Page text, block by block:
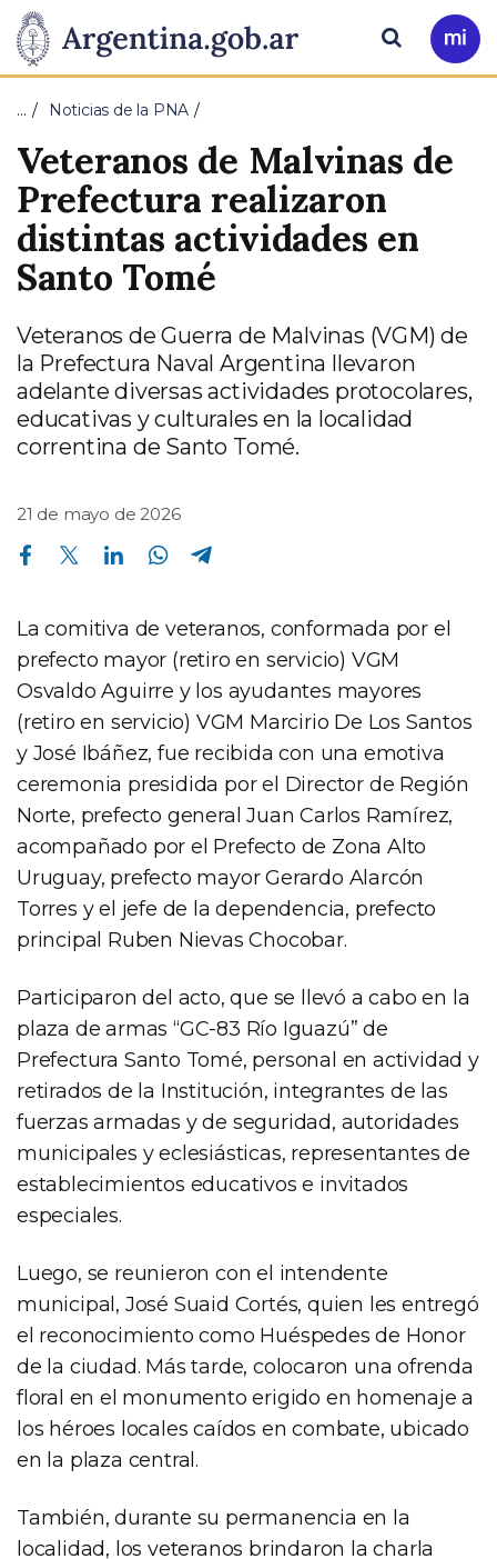
Presidencia
de
la
Nación
Pasar al contenido principal
Ir
a
Buscar
… Noticias de la PNA
Veteranos de Malvinas de
Prefectura realizaron
distintas actividades en
Santo Tomé
Veteranos de Guerra de Malvinas (VGM) de
la Prefectura Naval Argentina llevaron
adelante diversas actividades protocolares,
educativas y culturales en la localidad
correntina de Santo Tomé.
21 de mayo de 2026
Compartir en Facebook Compartir en Twitter Compartir en Linkedin Compartir en Whatsapp
La comitiva de veteranos, conformada por el
prefecto mayor (retiro en servicio) VGM
Osvaldo Aguirre y los ayudantes mayores
(retiro en servicio) VGM Marcirio De Los Santos
y José Ibáñez, fue recibida con una emotiva
ceremonia presidida por el Director de Región
Norte, prefecto general Juan Carlos Ramírez,
acompañado por el Prefecto de Zona Alto
Uruguay, prefecto mayor Gerardo Alarcón
Torres y el jefe de la dependencia, prefecto
principal Ruben Nievas Chocobar.
Participaron del acto, que se llevó a cabo en la
plaza de armas “GC-83 Río Iguazú” de
Prefectura Santo Tomé, personal en actividad y
retirados de la Institución, integrantes de las
fuerzas armadas y de seguridad, autoridades
municipales y eclesiásticas, representantes de
establecimientos educativos e invitados
especiales.
Luego, se reunieron con el intendente
municipal, José Suaid Cortés, quien les entregó
el reconocimiento como Huéspedes de Honor
de la ciudad. Más tarde, colocaron una ofrenda
floral en el monumento erigido en homenaje a
los héroes locales caídos en combate, ubicado
en la plaza central.
También, durante su permanencia en la
localidad, los veteranos brindaron la charla